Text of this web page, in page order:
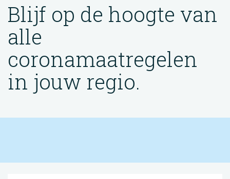
Blijf op de hoogte van
alle
coronamaatregelen
in jouw regio.